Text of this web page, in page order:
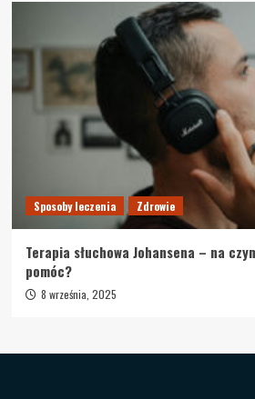
Sposoby leczenia Zdrowie
Terapia słuchowa Johansena – na
pomóc?
8 września, 2025